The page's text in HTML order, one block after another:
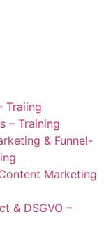
Traiing
– Training
& Funnel-
Marketing
& DSGVO –